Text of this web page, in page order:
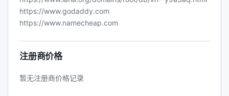
https://www.godaddy.com
https://www.namecheap.com
注册商价格
暂无注册商价格记录